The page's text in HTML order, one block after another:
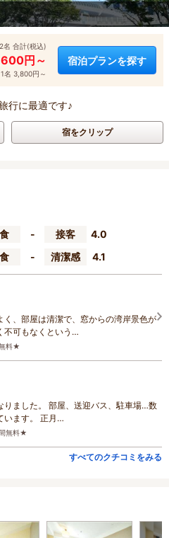
名 合計(税込)
円～
1名 3,800円～
宿泊プランを探す
行に最適です♪
宿をクリップ
- 接客
4.0
- 清潔感 4.1
、部屋は清潔で、窓からの湾岸景色が
不可もなくという…
料★
りました。 部屋、送迎バス、駐車場…数
います。 正月…
無料★
すべてのクチコミをみる